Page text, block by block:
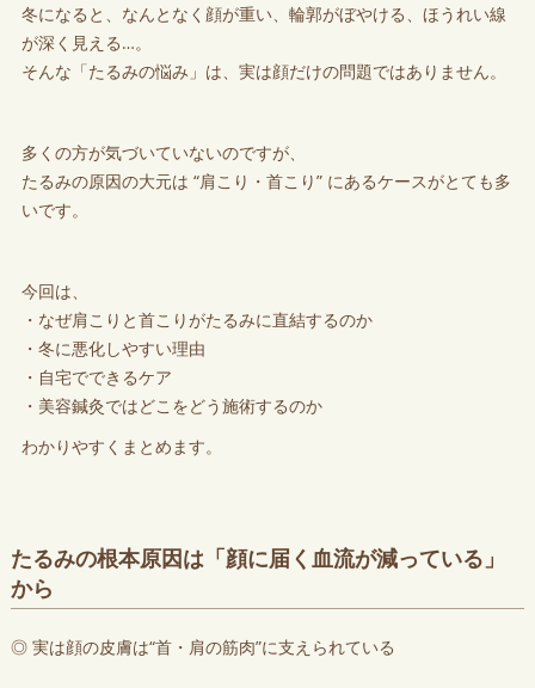
冬になると、なんとなく顔が重い、輪郭がぼやける、ほうれい線
が深く見える…。
そんな「たるみの悩み」は、実は顔だけの問題ではありません。
多くの方が気づいていないのですが、
たるみの原因の大元は “肩こり・首こり” にあるケースがとても多
いです。
今回は、
・なぜ肩こりと首こりがたるみに直結するのか
・冬に悪化しやすい理由
・自宅でできるケア
・美容鍼灸ではどこをどう施術するのか
わかりやすくまとめます。
たるみの根本原因は「顔に届く血流が減っている」
から
◎ 実は顔の皮膚は“首・肩の筋肉”に支えられている